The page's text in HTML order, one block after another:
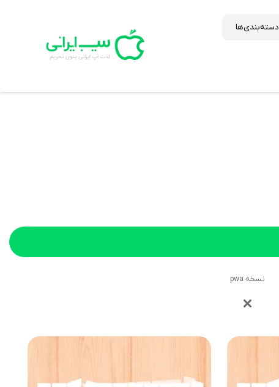
دسته‌بندی‌ها
نسخه pwa